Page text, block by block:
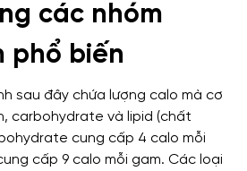
các nhóm
phổ biến
sau đây chứa lượng calo mà cơ
carbohydrate và lipid (chất
cung cấp 4 calo mỗi
cấp 9 calo mỗi gam. Các loại